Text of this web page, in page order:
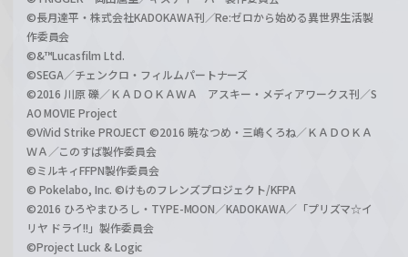
©長月達平・株式会社KADOKAWA刊／Re:ゼロから始める異世界生活製
作委員会
©&™Lucasfilm Ltd.
©SEGA／チェンクロ・フィルムパートナーズ
©2016 川原 礫／ＫＡＤＯＫＡＷＡ アスキー・メディアワークス刊／S
AO MOVIE Project
©ViVid Strike PROJECT ©2016 暁なつめ・三嶋くろね／ＫＡＤＯＫＡ
ＷＡ／このすば製作委員会
©ミルキィFFPN製作委員会
© Pokelabo, Inc. ©けものフレンズプロジェクト/KFPA
©2016 ひろやまひろし・TYPE-MOON／KADOKAWA／「プリズマ☆イ
リヤ ドライ!!」製作委員会
©Project Luck & Logic